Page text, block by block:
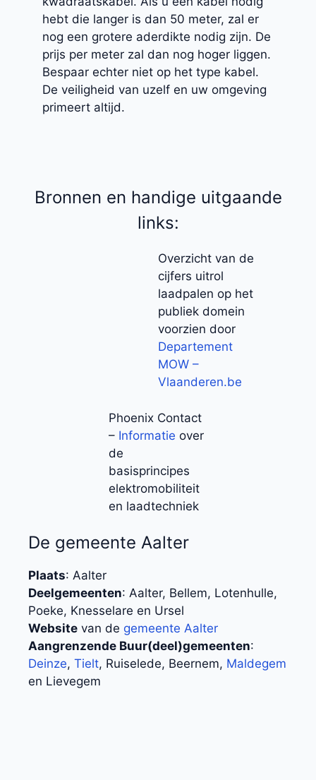
hebt die langer is dan 50 meter, zal er
nog een grotere aderdikte nodig zijn. De
prijs per meter zal dan nog hoger liggen.
Bespaar echter niet op het type kabel.
De veiligheid van uzelf en uw omgeving
primeert altijd.
Bronnen en handige uitgaande
links:
Overzicht van de
cijfers uitrol
laadpalen op het
publiek domein
voorzien door
Departement
MOW –
Vlaanderen.be
Phoenix Contact
– Informatie over
de
basisprincipes
elektromobiliteit
en laadtechniek
De gemeente Aalter
Plaats: Aalter
Deelgemeenten: Aalter, Bellem, Lotenhulle,
Poeke, Knesselare en Ursel
Website van de gemeente Aalter
Aangrenzende Buur(deel)gemeenten:
Deinze, Tielt, Ruiselede, Beernem, Maldegem
en Lievegem